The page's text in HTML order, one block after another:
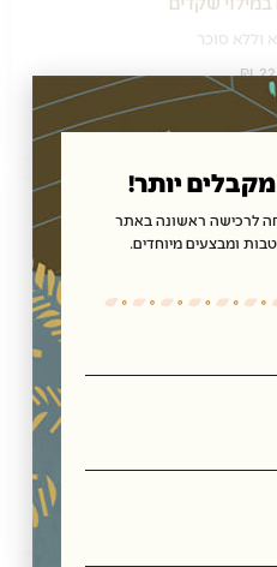
וללא סוכר
₪
לסל
₪
יותר!
ומבצעים מיוחדים.